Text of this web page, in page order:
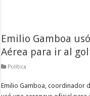
Emilio Gamboa
Aérea para ir al
Política
Emilio Gamboa, coordinador